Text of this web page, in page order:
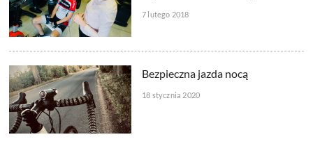
7 lutego 2018
Bezpieczna jazda nocą
18 stycznia 2020